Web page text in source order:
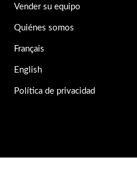
Vender su equipo
Quiénes somos
Français
English
Política de privacidad